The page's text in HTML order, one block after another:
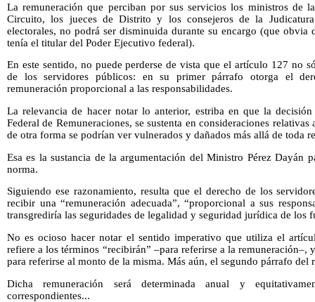
La remuneración que perciban por sus servicios los ministros de
Circuito, los jueces de Distrito y los consejeros de la
electorales, no podrá ser disminuida durante su encargo (que obvia
tenía el titular del Poder Ejecutivo federal).
En este sentido, no puede perderse de vista que el artículo 127 no
de los servidores públicos: en su primer párrafo otorga el
remuneración proporcional a las responsabilidades.
La relevancia de hacer notar lo anterior, estriba en que la
Federal de Remuneraciones, se sustenta en consideraciones
de otra forma se podrían ver vulnerados y dañados más allá de toda
Esa es la sustancia de la argumentación del Ministro Pérez Dayán
norma.
Siguiendo ese razonamiento, resulta que el derecho de los
recibir una “remuneración adecuada”, “proporcional a sus
transgrediría las seguridades de legalidad y seguridad jurídica de los
No es ocioso hacer notar el sentido imperativo que utiliza el
refiere a los términos “recibirán” –para referirse a la remuneración–,
para referirse al monto de la misma. Más aún, el segundo párrafo del
Dicha remuneración será determinada anual y
correspondientes...